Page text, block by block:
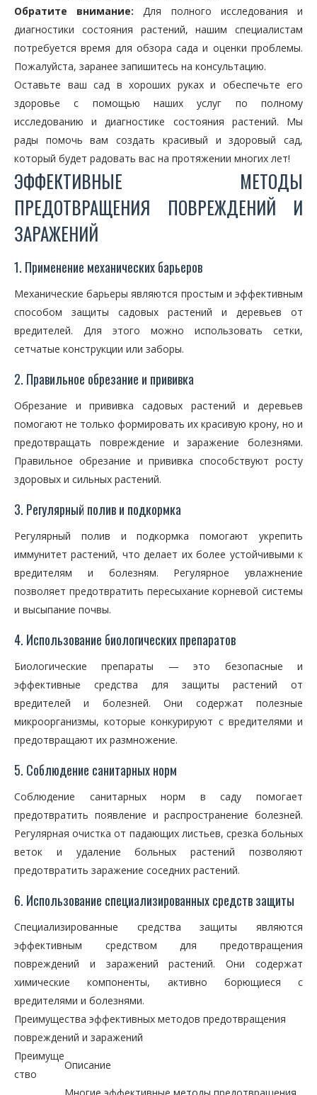
Обратите внимание: Для полного исследования и
диагностики состояния растений, нашим специалистам
потребуется время для обзора сада и оценки проблемы.
Пожалуйста, заранее запишитесь на консультацию.
Оставьте ваш сад в хороших руках и обеспечьте его
здоровье с помощью наших услуг по полному
исследованию и диагностике состояния растений. Мы
рады помочь вам создать красивый и здоровый сад,
который будет радовать вас на протяжении многих лет!
ЭФФЕКТИВНЫЕ МЕТОДЫ
ПРЕДОТВРАЩЕНИЯ ПОВРЕЖДЕНИЙ И
ЗАРАЖЕНИЙ
1. Применение механических барьеров
Механические барьеры являются простым и эффективным
способом защиты садовых растений и деревьев от
вредителей. Для этого можно использовать сетки,
сетчатые конструкции или заборы.
2. Правильное обрезание и прививка
Обрезание и прививка садовых растений и деревьев
помогают не только формировать их красивую крону, но и
предотвращать повреждение и заражение болезнями.
Правильное обрезание и прививка способствуют росту
здоровых и сильных растений.
3. Регулярный полив и подкормка
Регулярный полив и подкормка помогают укрепить
иммунитет растений, что делает их более устойчивыми к
вредителям и болезням. Регулярное увлажнение
позволяет предотвратить пересыхание корневой системы
и высыпание почвы.
4. Использование биологических препаратов
Биологические препараты — это безопасные и
эффективные средства для защиты растений от
вредителей и болезней. Они содержат полезные
микроорганизмы, которые конкурируют с вредителями и
предотвращают их размножение.
5. Соблюдение санитарных норм
Соблюдение санитарных норм в саду помогает
предотвратить появление и распространение болезней.
Регулярная очистка от падающих листьев, срезка больных
веток и удаление больных растений позволяют
предотвратить заражение соседних растений.
6. Использование специализированных средств защиты
Специализированные средства защиты являются
эффективным средством для предотвращения
повреждений и заражений растений. Они содержат
химические компоненты, активно борющиеся с
вредителями и болезнями.
Преимущества эффективных методов предотвращения
повреждений и заражений
Преимуще
ство
Описание